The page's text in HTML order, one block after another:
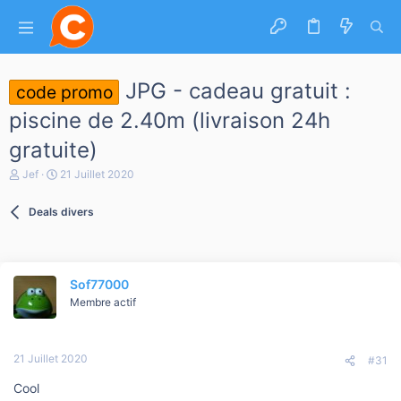
code promo
JPG - cadeau gratuit :
piscine de 2.40m (livraison 24h
gratuite)
A
e
a
d
c
s
Jef
D
e
21 Juillet 2020
Deals divers
Sof77000
Membre actif
21 Juillet 2020 #31
Cool